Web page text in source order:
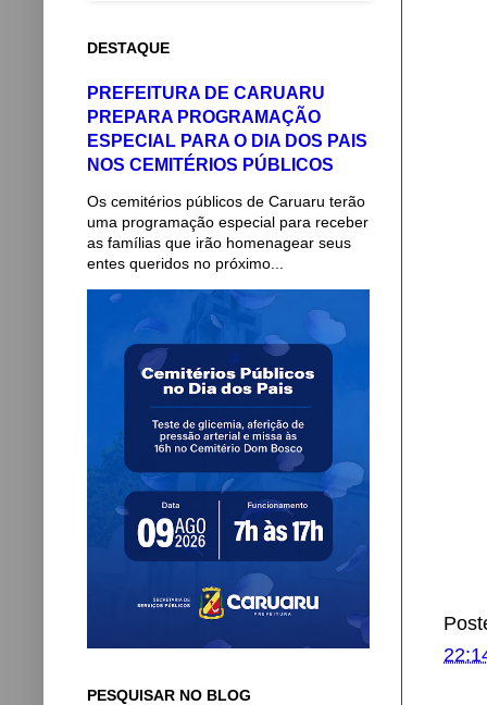
DESTAQUE
PREFEITURA DE CARUARU
PREPARA PROGRAMAÇÃO
ESPECIAL PARA O DIA DOS PAIS
NOS CEMITÉRIOS PÚBLICOS
Os cemitérios públicos de Caruaru terão
uma programação especial para receber
as famílias que irão homenagear seus
entes queridos no próximo...
PESQUISAR NO BLOG